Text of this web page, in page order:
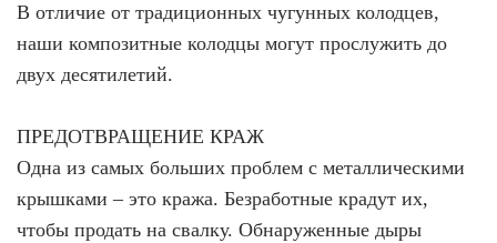
В отличие от традиционных чугунных колодцев,
наши композитные колодцы могут прослужить до
двух десятилетий.
ПРЕДОТВРАЩЕНИЕ КРАЖ
Одна из самых больших проблем с металлическими
крышками – это кража. Безработные крадут их,
чтобы продать на свалку. Обнаруженные дыры